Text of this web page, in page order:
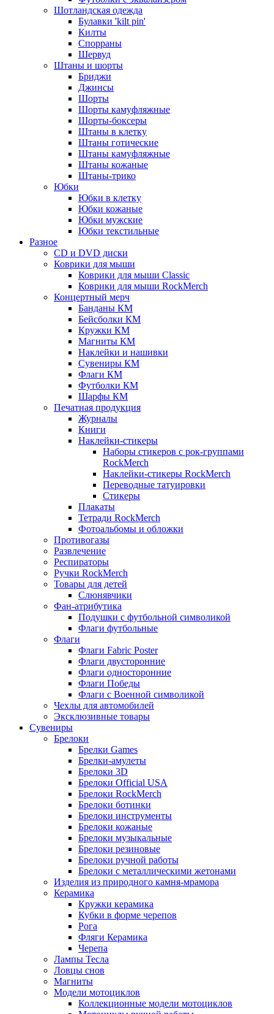
Шотландская одежда
Булавки 'kilt pin'
Килты
Спорраны
Шервуд
Штаны и шорты
Бриджи
Джинсы
Шорты
Шорты камуфляжные
Шорты-боксеры
Штаны в клетку
Штаны готические
Штаны камуфляжные
Штаны кожаные
Штаны-трико
Юбки
Юбки в клетку
Юбки кожаные
Юбки мужские
Юбки текстильные
Разное
CD и DVD диски
Коврики для мыши
Коврики для мыши Classic
Коврики для мыши RockMerch
Концертный мерч
Банданы КМ
Бейсболки КМ
Кружки КМ
Магниты КМ
Наклейки и нашивки
Сувениры КМ
Флаги КМ
Футболки КМ
Шарфы КМ
Печатная продукция
Журналы
Книги
Наклейки-стикеры
Наборы стикеров с рок-группами
RockMerch
Наклейки-стикеры RockMerch
Переводные татуировки
Стикеры
Плакаты
Тетради RockMerch
Фотоальбомы и обложки
Противогазы
Развлечение
Респираторы
Ручки RockMerch
Товары для детей
Слюнявчики
Фан-атрибутика
Подушки с футбольной символикой
Флаги футбольные
Флаги
Флаги Fabric Poster
Флаги двусторонние
Флаги односторонние
Флаги Победы
Флаги с Военной символикой
Чехлы для автомобилей
Эксклюзивные товары
Сувениры
Брелоки
Брелки Games
Брелки-амулеты
Брелоки 3D
Брелоки Official USA
Брелоки RockMerch
Брелоки ботинки
Брелоки инструменты
Брелоки кожаные
Брелоки музыкальные
Брелоки резиновые
Брелоки ручной работы
Брелоки с металлическими жетонами
Изделия из природного камня-мрамора
Керамика
Кружки керамика
Кубки в форме черепов
Рога
Фляги Керамика
Черепа
Лампы Тесла
Ловцы снов
Магниты
Модели мотоциклов
Коллекционные модели мотоциклов